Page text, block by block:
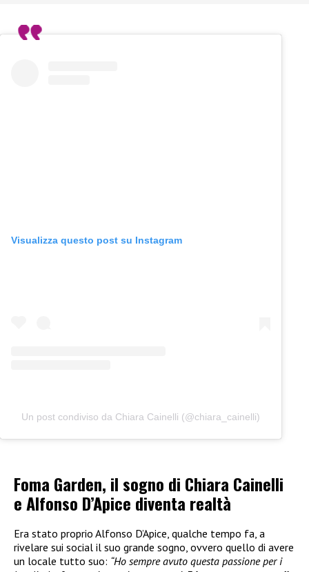
Visualizza questo post su Instagram
Un post condiviso da Chiara Cainelli (@chiara_cainelli)
Foma Garden, il sogno di Chiara Cainelli
e Alfonso D’Apice diventa realtà
Era stato proprio Alfonso D’Apice, qualche tempo fa, a
rivelare sui social il suo grande sogno, ovvero quello di avere
un locale tutto suo: “Ho sempre avuto questa passione per i